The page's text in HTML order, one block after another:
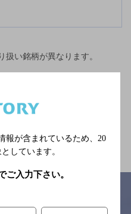
い銘柄が異なります。
たつありのお店
ジ
報が含まれているため、 20
しています。
ご入力下さい。